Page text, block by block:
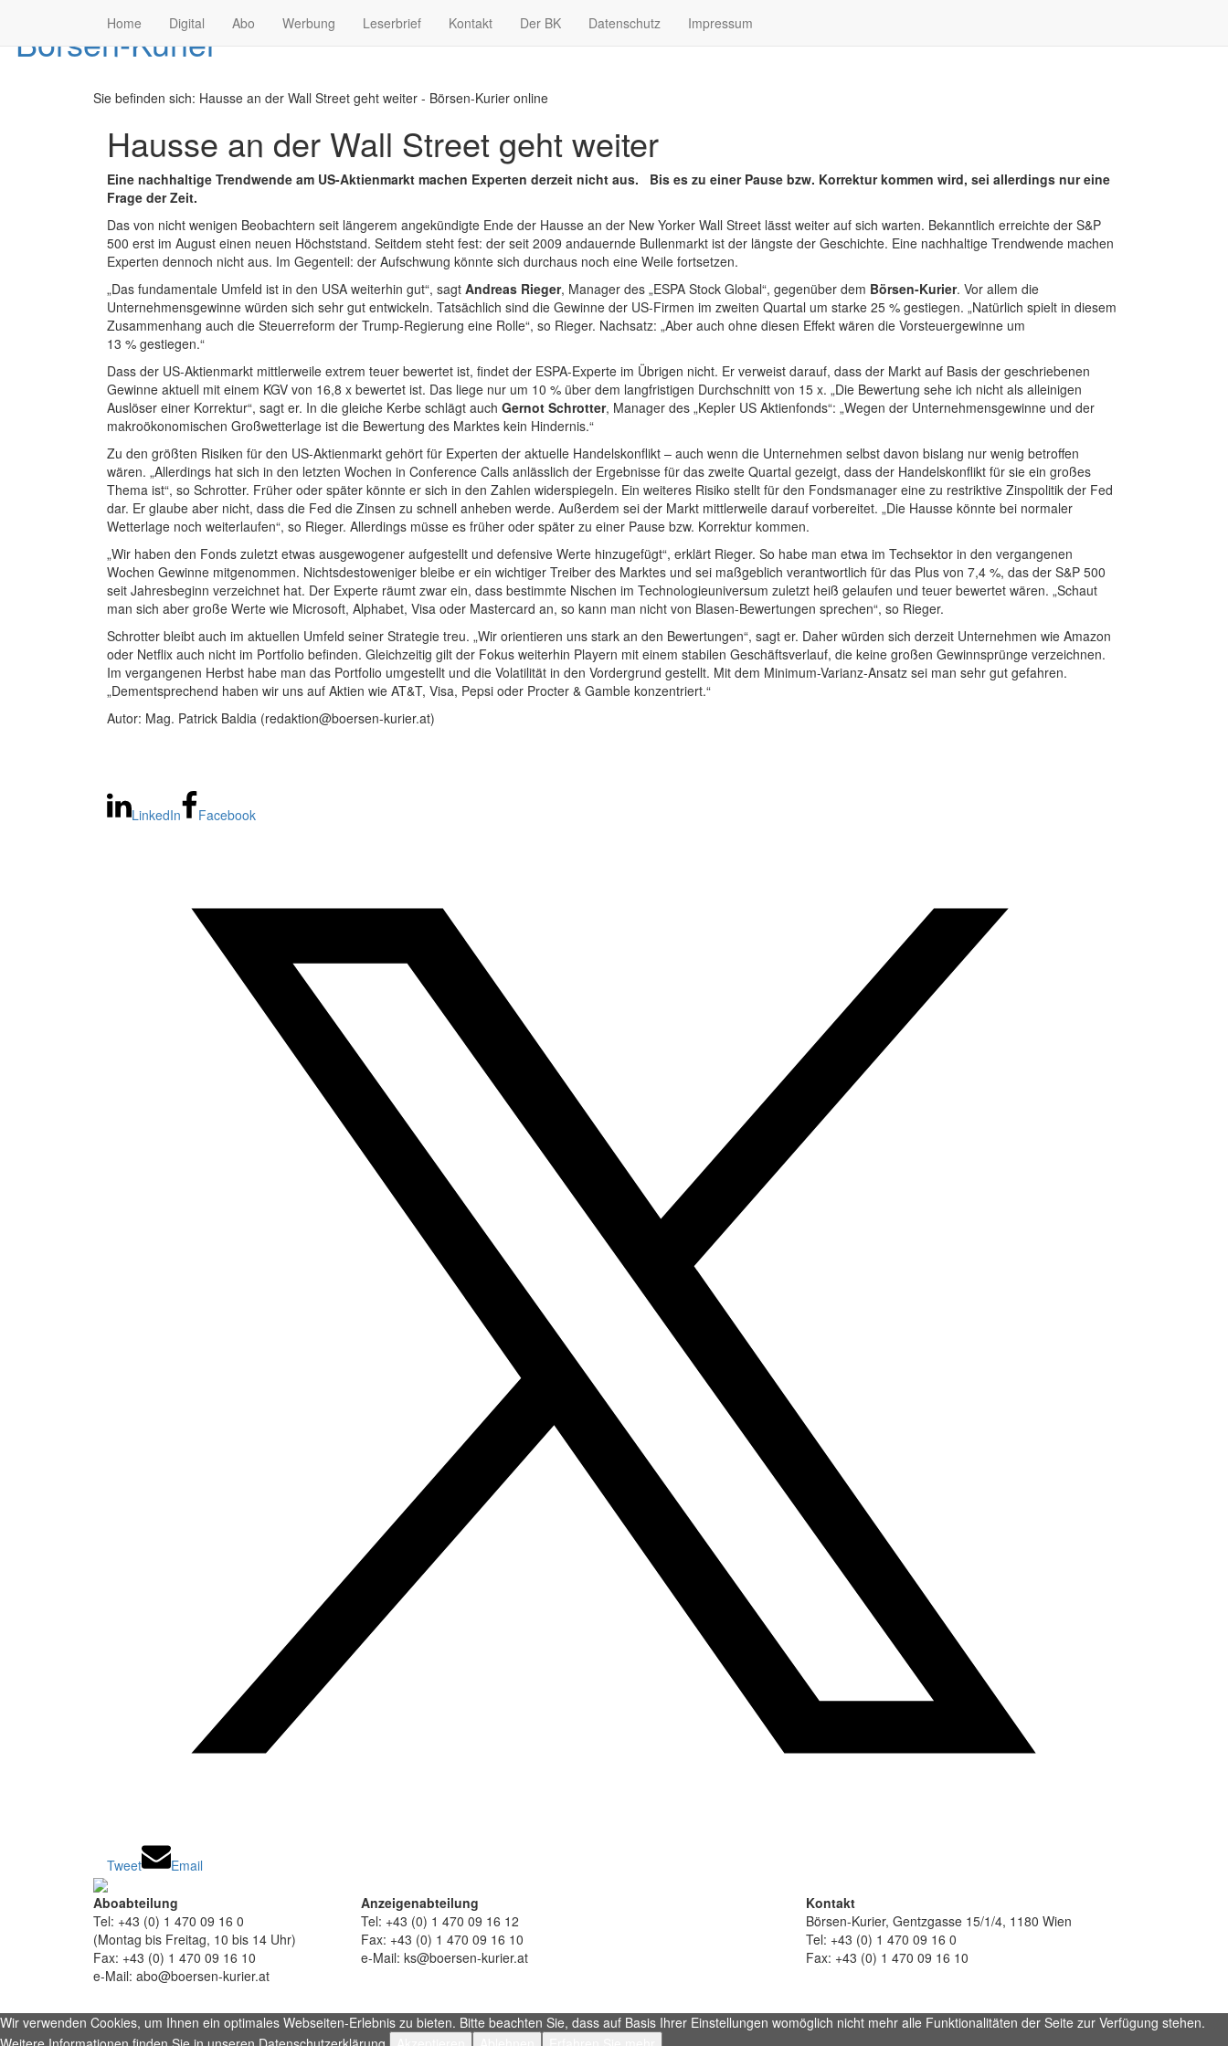
Home Digital Abo Werbung Leserbrief Kontakt Der BK Datenschutz Impressum
Sie befinden sich: Hausse an der Wall Street geht weiter - Börsen-Kurier online
Hausse an der Wall Street geht weiter
Eine nachhaltige Trendwende am US-Aktienmarkt machen Experten derzeit nicht aus. Bis es zu einer Pause bzw. Korrektur kommen wird, sei allerdings nur eine
Frage der Zeit.
Das von nicht wenigen Beobachtern seit längerem angekündigte Ende der Hausse an der New Yorker Wall Street lässt weiter auf sich warten. Bekanntlich erreichte der S&P
500 erst im August einen neuen Höchststand. Seitdem steht fest: der seit 2009 andauernde Bullenmarkt ist der längste der Geschichte. Eine nachhaltige Trendwende machen
Experten dennoch nicht aus. Im Gegenteil: der Aufschwung könnte sich durchaus noch eine Weile fortsetzen.
„Das fundamentale Umfeld ist in den USA weiterhin gut“, sagt Andreas Rieger, Manager des „ESPA Stock Global“, gegenüber dem Börsen-Kurier. Vor allem die
Unternehmensgewinne würden sich sehr gut entwickeln. Tatsächlich sind die Gewinne der US-Firmen im zweiten Quartal um starke 25 % gestiegen. „Natürlich spielt in diesem
Zusammenhang auch die Steuerreform der Trump-Regierung eine Rolle“, so Rieger. Nachsatz: „Aber auch ohne diesen Effekt wären die Vorsteuergewinne um
13 % gestiegen.“
Dass der US-Aktienmarkt mittlerweile extrem teuer bewertet ist, findet der ESPA-Experte im Übrigen nicht. Er verweist darauf, dass der Markt auf Basis der geschriebenen
Gewinne aktuell mit einem KGV von 16,8 x bewertet ist. Das liege nur um 10 % über dem langfristigen Durchschnitt von 15 x. „Die Bewertung sehe ich nicht als alleinigen
Auslöser einer Korrektur“, sagt er. In die gleiche Kerbe schlägt auch Gernot Schrotter, Manager des „Kepler US Aktienfonds“: „Wegen der Unternehmensgewinne und der
makroökonomischen Großwetterlage ist die Bewertung des Marktes kein Hindernis.“
Zu den größten Risiken für den US-Aktienmarkt gehört für Experten der aktuelle Handelskonflikt – auch wenn die Unternehmen selbst davon bislang nur wenig betroffen
wären. „Allerdings hat sich in den letzten Wochen in Conference Calls anlässlich der Ergebnisse für das zweite Quartal gezeigt, dass der Handelskonflikt für sie ein großes
Thema ist“, so Schrotter. Früher oder später könnte er sich in den Zahlen widerspiegeln. Ein weiteres Risiko stellt für den Fondsmanager eine zu restriktive Zinspolitik der Fed
dar. Er glaube aber nicht, dass die Fed die Zinsen zu schnell anheben werde. Außerdem sei der Markt mittlerweile darauf vorbereitet. „Die Hausse könnte bei normaler
Wetterlage noch weiterlaufen“, so Rieger. Allerdings müsse es früher oder später zu einer Pause bzw. Korrektur kommen.
„Wir haben den Fonds zuletzt etwas ausgewogener aufgestellt und defensive Werte hinzugefügt“, erklärt Rieger. So habe man etwa im Techsektor in den vergangenen
Wochen Gewinne mitgenommen. Nichtsdestoweniger bleibe er ein wichtiger Treiber des Marktes und sei maßgeblich verantwortlich für das Plus von 7,4 %, das der S&P 500
seit Jahresbeginn verzeichnet hat. Der Experte räumt zwar ein, dass bestimmte Nischen im Technologieuniversum zuletzt heiß gelaufen und teuer bewertet wären. „Schaut
man sich aber große Werte wie Microsoft, Alphabet, Visa oder Mastercard an, so kann man nicht von Blasen-Bewertungen sprechen“, so Rieger.
Schrotter bleibt auch im aktuellen Umfeld seiner Strategie treu. „Wir orientieren uns stark an den Bewertungen“, sagt er. Daher würden sich derzeit Unternehmen wie Amazon
oder Netflix auch nicht im Portfolio befinden. Gleichzeitig gilt der Fokus weiterhin Playern mit einem stabilen Geschäftsverlauf, die keine großen Gewinnsprünge verzeichnen.
Im vergangenen Herbst habe man das Portfolio umgestellt und die Volatilität in den Vordergrund gestellt. Mit dem Minimum-Varianz-Ansatz sei man sehr gut gefahren.
„Dementsprechend haben wir uns auf Aktien wie AT&T, Visa, Pepsi oder Procter & Gamble konzentriert.“
Autor: Mag. Patrick Baldia (redaktion@boersen-kurier.at)
LinkedIn Facebook
Tweet Email
Aboabteilung
Tel: +43 (0) 1 470 09 16 0
(Montag bis Freitag, 10 bis 14 Uhr)
Fax: +43 (0) 1 470 09 16 10
e-Mail: abo@boersen-kurier.at
Anzeigenabteilung
Tel: +43 (0) 1 470 09 16 12
Fax: +43 (0) 1 470 09 16 10
e-Mail: ks@boersen-kurier.at
Kontakt
Börsen-Kurier, Gentzgasse 15/1/4, 1180 Wien
Tel: +43 (0) 1 470 09 16 0
Fax: +43 (0) 1 470 09 16 10
Wir verwenden Cookies, um Ihnen ein optimales Webseiten-Erlebnis zu bieten. Bitte beachten Sie, dass auf Basis Ihrer Einstellungen womöglich nicht mehr alle Funktionalitäten der Seite zur Verfügung stehen.